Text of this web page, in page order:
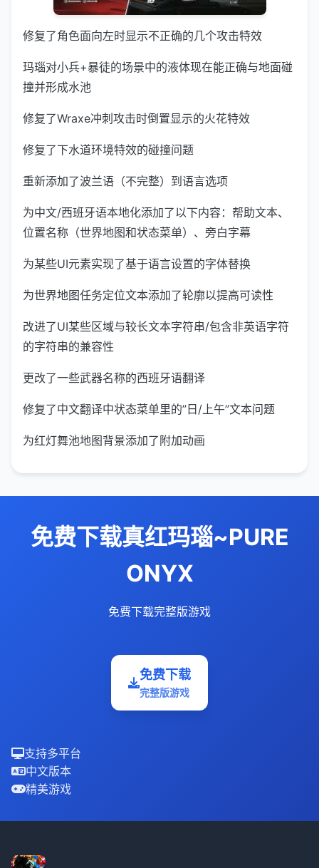
修复了角色面向左时显示不正确的几个攻击特效
玛瑙对小兵+暴徒的场景中的液体现在能正确与地面碰
撞并形成水池
修复了Wraxe冲刺攻击时倒置显示的火花特效
修复了下水道环境特效的碰撞问题
重新添加了波兰语（不完整）到语言选项
为中文/西班牙语本地化添加了以下内容：帮助文本、
位置名称（世界地图和状态菜单）、旁白字幕
为某些UI元素实现了基于语言设置的字体替换
为世界地图任务定位文本添加了轮廓以提高可读性
改进了UI某些区域与较长文本字符串/包含非英语字符
的字符串的兼容性
更改了一些武器名称的西班牙语翻译
修复了中文翻译中状态菜单里的”日/上午”文本问题
为红灯舞池地图背景添加了附加动画
免费下载真红玛瑙~PURE
ONYX
免费下载完整版游戏
免费下载
完整版游戏
支持多平台
中文版本
精美游戏